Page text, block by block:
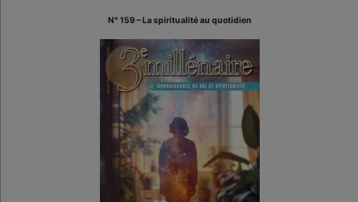
N° 159 – La spiritualité au quotidien